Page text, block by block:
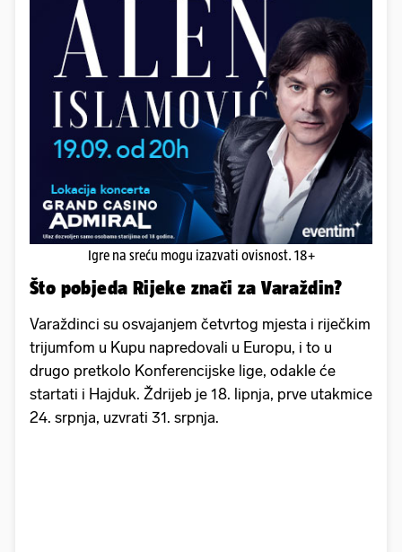
Igre na sreću mogu izazvati ovisnost. 18+
Što pobjeda Rijeke znači za Varaždin?
Varaždinci su osvajanjem četvrtog mjesta i riječkim
trijumfom u Kupu napredovali u Europu, i to u
drugo pretkolo Konferencijske lige, odakle će
startati i Hajduk. Ždrijeb je 18. lipnja, prve utakmice
24. srpnja, uzvrati 31. srpnja.